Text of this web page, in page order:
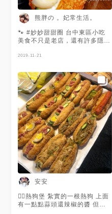
熊胖の 。妃常生活。
🐾 #妙妙甜甜圈 台中東區小吃
美食不只是老店，還有許多隱藏
是隱藏在火車站旁、大魯閣新時
弄內，店家在地經營已經有17
年了，專業程度絕對是不容置疑
的，猶記得熊胖以前只要出差，
肚子小餓時都會來這家購買補給
品，但都是匆匆來去，今天再次
經過當然就不忘拍照兼「高官」
了😆😆😆 ------ ٩۹(๑•̀ω•́ ๑)۶ --
---- #蛋沙拉堡 30元 這家的潛
艇堡都是自己手工製作，再裹上
麵包粉，到現場在下油鍋炸的金
黃酥香，裡頭的美乃滋也是自己
手工製作，就是要消費者可以吃
得安心，蛋沙拉內有滷蛋、火腿
片、小黃瓜、像花一樣的火腿
內，還有擠上些美乃滋，麵包體
的部分Q彈有勁，美乃滋香甜柔
滑，小黃瓜更是鮮脆一口咬入享
2019-11-21
安安
👉🏻熱狗堡 紮實的一根熱狗 上面
有一點點蒜頭還辣椒的醬 但整